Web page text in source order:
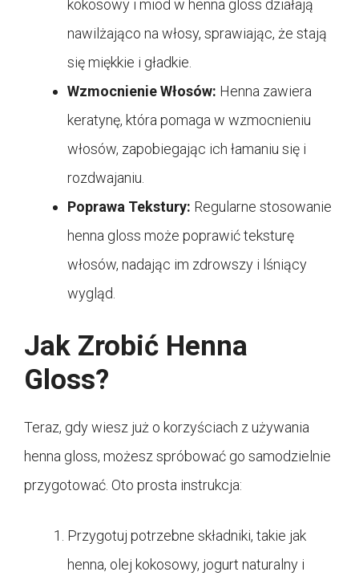
kokosowy i miod w henna gloss działają
nawilżająco na włosy, sprawiając, że stają
się miękkie i gładkie.
Wzmocnienie Włosów: Henna zawiera
keratynę, która pomaga w wzmocnieniu
włosów, zapobiegając ich łamaniu się i
rozdwajaniu.
Poprawa Tekstury: Regularne stosowanie
henna gloss może poprawić teksturę
włosów, nadając im zdrowszy i lśniący
wygląd.
Jak Zrobić Henna
Gloss?
Teraz, gdy wiesz już o korzyściach z używania
henna gloss, możesz spróbować go samodzielnie
przygotować. Oto prosta instrukcja:
Przygotuj potrzebne składniki, takie jak
henna, olej kokosowy, jogurt naturalny i